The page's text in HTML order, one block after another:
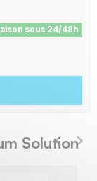
sous 24/48h
Solution